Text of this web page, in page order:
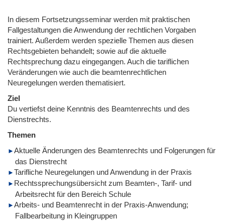
In diesem Fortsetzungsseminar werden mit praktischen
Fallgestaltungen die Anwendung der rechtlichen Vorgaben
trainiert. Außerdem werden spezielle Themen aus diesen
Rechtsgebieten behandelt; sowie auf die aktuelle
Rechtsprechung dazu eingegangen. Auch die tariflichen
Veränderungen wie auch die beamtenrechtlichen
Neuregelungen werden thematisiert.
Ziel
Du vertiefst deine Kenntnis des Beamtenrechts und des
Dienstrechts.
Themen
Aktuelle Änderungen des Beamtenrechts und Folgerungen für
das Dienstrecht
Tarifliche Neuregelungen und Anwendung in der Praxis
Rechtssprechungsübersicht zum Beamten-, Tarif- und
Arbeitsrecht für den Bereich Schule
Arbeits- und Beamtenrecht in der Praxis-Anwendung;
Fallbearbeitung in Kleingruppen